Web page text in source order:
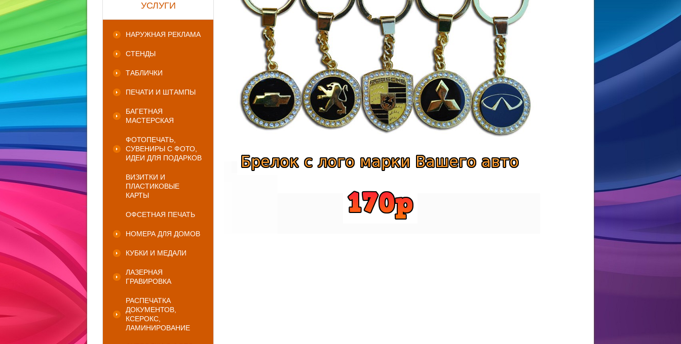
УСЛУГИ
НАРУЖНАЯ РЕКЛАМА
СТЕНДЫ
ТАБЛИЧКИ
ПЕЧАТИ И ШТАМПЫ
БАГЕТНАЯ
МАСТЕРСКАЯ
ФОТОПЕЧАТЬ,
СУВЕНИРЫ С ФОТО,
ИДЕИ ДЛЯ ПОДАРКОВ
ВИЗИТКИ И
ПЛАСТИКОВЫЕ
КАРТЫ
ОФСЕТНАЯ ПЕЧАТЬ
НОМЕРА ДЛЯ ДОМОВ
КУБКИ И МЕДАЛИ
ЛАЗЕРНАЯ
ГРАВИРОВКА
РАСПЕЧАТКА
ДОКУМЕНТОВ,
КСЕРОКС,
ЛАМИНИРОВАНИЕ